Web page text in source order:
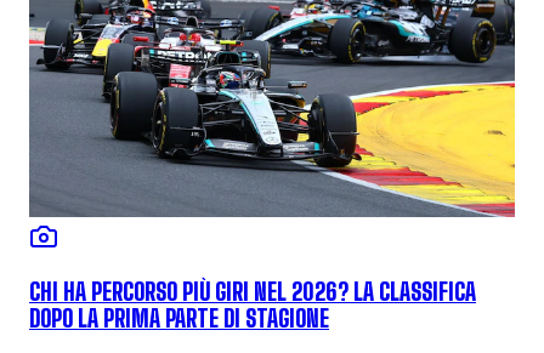
CHI HA PERCORSO PIÙ GIRI NEL 2026? LA CLASSIFICA
DOPO LA PRIMA PARTE DI STAGIONE